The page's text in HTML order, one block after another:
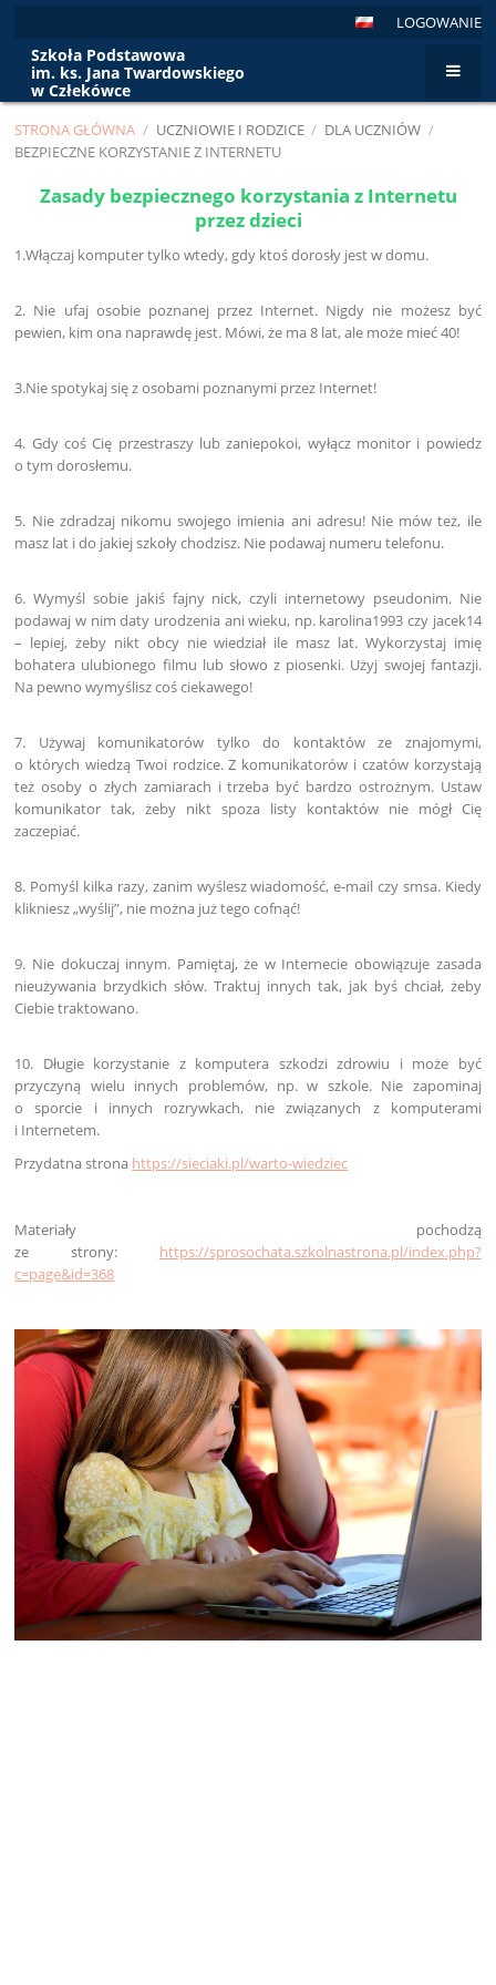
LOGOWANIE
Szkoła Podstawowa
im. ks. Jana Twardowskiego
w Człekówce
STRONA GŁÓWNA / UCZNIOWIE I RODZICE / DLA UCZNIÓW /
BEZPIECZNE KORZYSTANIE Z INTERNETU
Bezpieczne
korzystanie
internetu
Zasady bezpiecznego korzystania z Internetu
przez dzieci
1.Włączaj komputer tylko wtedy, gdy ktoś dorosły jest w domu.
2. Nie ufaj osobie poznanej przez Internet. Nigdy nie możesz być
pewien, kim ona naprawdę jest. Mówi, że ma 8 lat, ale może mieć 40!
3.Nie spotykaj się z osobami poznanymi przez Internet!
4. Gdy coś Cię przestraszy lub zaniepokoi, wyłącz monitor i powiedz
o tym dorosłemu.
5. Nie zdradzaj nikomu swojego imienia ani adresu! Nie mów też, ile
masz lat i do jakiej szkoły chodzisz. Nie podawaj numeru telefonu.
6. Wymyśl sobie jakiś fajny nick, czyli internetowy pseudonim. Nie
podawaj w nim daty urodzenia ani wieku, np. karolina1993 czy jacek14
– lepiej, żeby nikt obcy nie wiedział ile masz lat. Wykorzystaj imię
bohatera ulubionego filmu lub słowo z piosenki. Użyj swojej fantazji.
Na pewno wymyślisz coś ciekawego!
7. Używaj komunikatorów tylko do kontaktów ze znajomymi,
o których wiedzą Twoi rodzice. Z komunikatorów i czatów korzystają
też osoby o złych zamiarach i trzeba być bardzo ostrożnym. Ustaw
komunikator tak, żeby nikt spoza listy kontaktów nie mógł Cię
zaczepiać.
8. Pomyśl kilka razy, zanim wyślesz wiadomość, e-mail czy smsa. Kiedy
klikniesz „wyślij”, nie można już tego cofnąć!
9. Nie dokuczaj innym. Pamiętaj, że w Internecie obowiązuje zasada
nieużywania brzydkich słów. Traktuj innych tak, jak byś chciał, żeby
Ciebie traktowano.
10. Długie korzystanie z komputera szkodzi zdrowiu i może być
przyczyną wielu innych problemów, np. w szkole. Nie zapominaj
o sporcie i innych rozrywkach, nie związanych z komputerami
i Internetem.
Przydatna strona https://sieciaki.pl/warto-wiedziec
Materiały pochodzą
ze strony: https://sprosochata.szkolnastrona.pl/index.php?
c=page&id=368